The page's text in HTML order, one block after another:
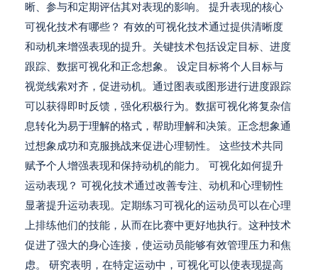
晰、参与和定期评估其对表现的影响。 提升表现的核心
可视化技术有哪些？ 有效的可视化技术通过提供清晰度
和动机来增强表现的提升。关键技术包括设定目标、进度
跟踪、数据可视化和正念想象。 设定目标将个人目标与
视觉线索对齐，促进动机。通过图表或图形进行进度跟踪
可以获得即时反馈，强化积极行为。数据可视化将复杂信
息转化为易于理解的格式，帮助理解和决策。正念想象通
过想象成功和克服挑战来促进心理韧性。 这些技术共同
赋予个人增强表现和保持动机的能力。 可视化如何提升
运动表现？ 可视化技术通过改善专注、动机和心理韧性
显著提升运动表现。定期练习可视化的运动员可以在心理
上排练他们的技能，从而在比赛中更好地执行。这种技术
促进了强大的身心连接，使运动员能够有效管理压力和焦
虑。 研究表明，在特定运动中，可视化可以使表现提高